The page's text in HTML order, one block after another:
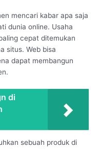
mencari kabar apa saja
dunia online. Usaha
cepat ditemukan
situs. Web bisa
dapat membangun
di
sebuah produk di